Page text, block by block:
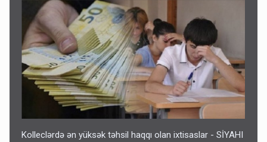
Kolleclərdə ən yüksək təhsil haqqı olan ixtisaslar - SİYAHI